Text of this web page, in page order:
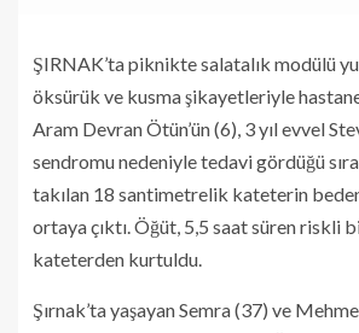
ŞIRNAK’ta piknikte salatalık modülü
öksürük ve kusma şikayetleriyle
Aram Devran Ötün’ün (6), 3 yıl evvel
sendromu nedeniyle tedavi gördüğü
takılan 18 santimetrelik kateterin
ortaya çıktı. Öğüt, 5,5 saat süren riskli
kateterden kurtuldu.
Şırnak’ta yaşayan Semra (37) ve